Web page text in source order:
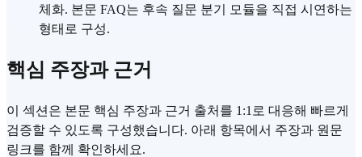
체화. 본문 FAQ는 후속 질문 분기 모듈을 직접 시연하는
형태로 구성.
핵심 주장과 근거
이 섹션은 본문 핵심 주장과 근거 출처를 1:1로 대응해 빠르게
검증할 수 있도록 구성했습니다. 아래 항목에서 주장과 원문
링크를 함께 확인하세요.